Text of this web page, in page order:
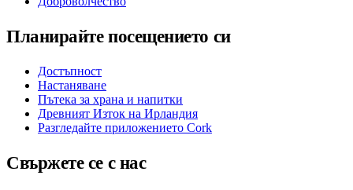
Планирайте посещението си
Достъпност
Настаняване
Пътека за храна и напитки
Древният Изток на Ирландия
Разгледайте приложението Cork
Свържете се с нас